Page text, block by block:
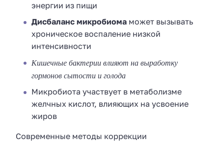
энергии из пищи
Дисбаланс микробиома может вызывать
хроническое воспаление низкой
интенсивности
Кишечные бактерии влияют на выработку
гормонов сытости и голода
Микробиота участвует в метаболизме
желчных кислот, влияющих на усвоение
жиров
Современные методы коррекции